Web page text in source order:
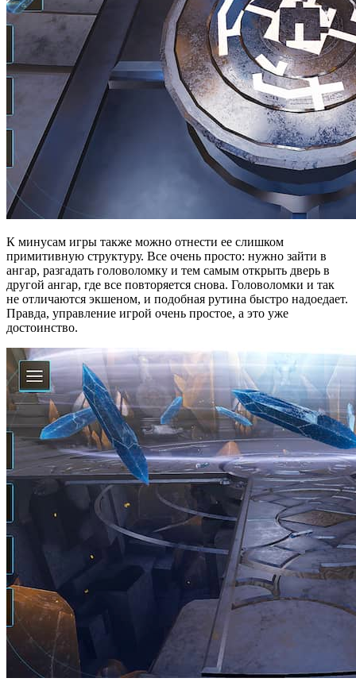
К минусам игры также можно отнести ее слишком
примитивную структуру. Все очень просто: нужно зайти в
ангар, разгадать головоломку и тем самым открыть дверь в
другой ангар, где все повторяется снова. Головоломки и так
не отличаются экшеном, и подобная рутина быстро надоедает.
Правда, управление игрой очень простое, а это уже
достоинство.